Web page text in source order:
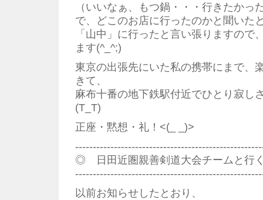
（いいなぁ、もつ鍋・・・行きたかっ
で、どこのお店に行ったのかと聞いた
「山中」に行ったと言い張りますので
ます(^_^;)
東京の出張先にいた私の携帯にまで、
きて、
麻布十番の地下鉄駅付近でひとり寂し
(T_T)
正座・黙想・礼！<(_ _)>
◎ 日田近圏親善剣道大会チームと行
以前お知らせしたとおり、